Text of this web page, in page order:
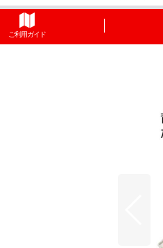
ご利用ガイド